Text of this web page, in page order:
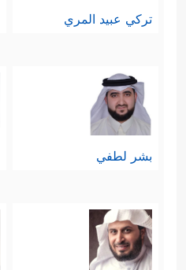
تركي عبيد المري
بشر لطفي